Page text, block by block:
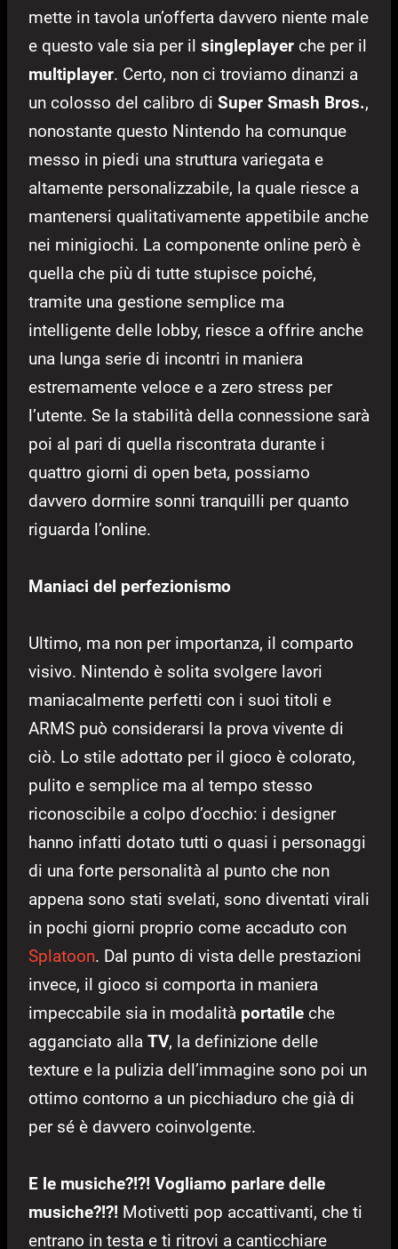
mette in tavola un’offerta davvero niente male
e questo vale sia per il singleplayer che per il
multiplayer. Certo, non ci troviamo dinanzi a
un colosso del calibro di Super Smash Bros.,
nonostante questo Nintendo ha comunque
messo in piedi una struttura variegata e
altamente personalizzabile, la quale riesce a
mantenersi qualitativamente appetibile anche
nei minigiochi. La componente online però è
quella che più di tutte stupisce poiché,
tramite una gestione semplice ma
intelligente delle lobby, riesce a offrire anche
una lunga serie di incontri in maniera
estremamente veloce e a zero stress per
l’utente. Se la stabilità della connessione sarà
poi al pari di quella riscontrata durante i
quattro giorni di open beta, possiamo
davvero dormire sonni tranquilli per quanto
riguarda l’online.
Maniaci del perfezionismo
Ultimo, ma non per importanza, il comparto
visivo. Nintendo è solita svolgere lavori
maniacalmente perfetti con i suoi titoli e
ARMS può considerarsi la prova vivente di
ciò. Lo stile adottato per il gioco è colorato,
pulito e semplice ma al tempo stesso
riconoscibile a colpo d’occhio: i designer
hanno infatti dotato tutti o quasi i personaggi
di una forte personalità al punto che non
appena sono stati svelati, sono diventati virali
in pochi giorni proprio come accaduto con
Splatoon. Dal punto di vista delle prestazioni
invece, il gioco si comporta in maniera
impeccabile sia in modalità portatile che
agganciato alla TV, la definizione delle
texture e la pulizia dell’immagine sono poi un
ottimo contorno a un picchiaduro che già di
per sé è davvero coinvolgente.
E le musiche?!?! Vogliamo parlare delle
musiche?!?! Motivetti pop accattivanti, che ti
entrano in testa e ti ritrovi a canticchiare